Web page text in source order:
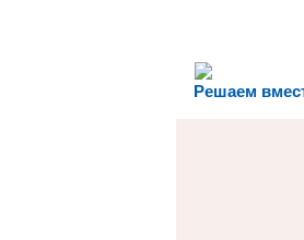
Решаем